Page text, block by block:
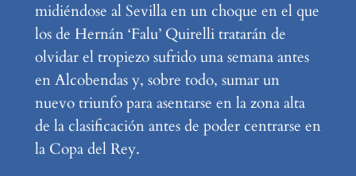
midiéndose al Sevilla en un choque en el que
los de Hernán ‘Falu’ Quirelli tratarán de
olvidar el tropiezo sufrido una semana antes
en Alcobendas y, sobre todo, sumar un
nuevo triunfo para asentarse en la zona alta
de la clasificación antes de poder centrarse en
la Copa del Rey.